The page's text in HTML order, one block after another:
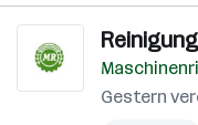
Gestern